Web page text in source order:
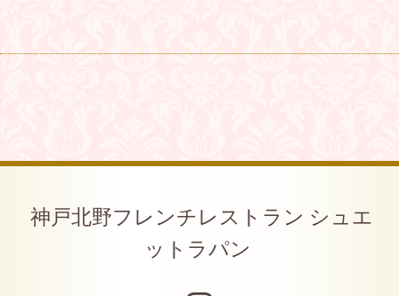
神戸北野フレンチレストラン シュエ
ットラパン